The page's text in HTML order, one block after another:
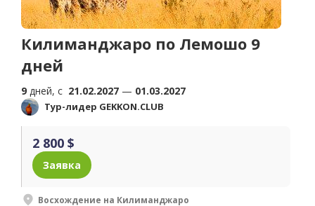
Килиманджаро по Лемошо 9
дней
9 дней, c 21.02.2027 — 01.03.2027
Тур-лидер GEKKON.CLUB
2 800 $
Заявка
Восхождение на Килиманджаро